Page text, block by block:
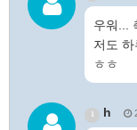
우워...
저도
ㅎㅎ
h